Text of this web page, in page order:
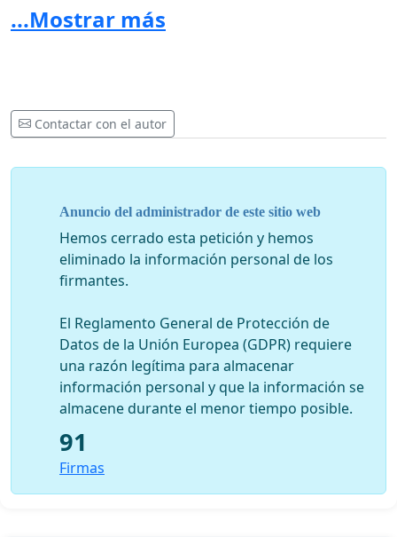
Con este fin, proponemos lo siguiente:
internet) acerca de los diferentes mecanismos de
participación ciudadana a los que pueden acceder
2) Se ofrezcan talleres gratuitos acerca del
funcionamiento de las diferentes Funciones del
Transparencia y Control Social). Dichos talleres
deberán estar dirigidos a jóvenes entre los 18 y 35
años de edad, quienes fueron educados bajo
distintas mallas curriculares que no contemplaban
esta información.
3) Se mejore el diseño de los portales web de las
distintas funciones del Estado y gobiernos
...Mostrar más
Contactar con el autor
Anuncio del administrador de este sitio web
Hemos cerrado esta petición y hemos
eliminado la información personal de los
firmantes.
El Reglamento General de Protección de
Datos de la Unión Europea (GDPR) requiere
una razón legítima para almacenar
información personal y que la información se
almacene durante el menor tiempo posible.
91
Firmas